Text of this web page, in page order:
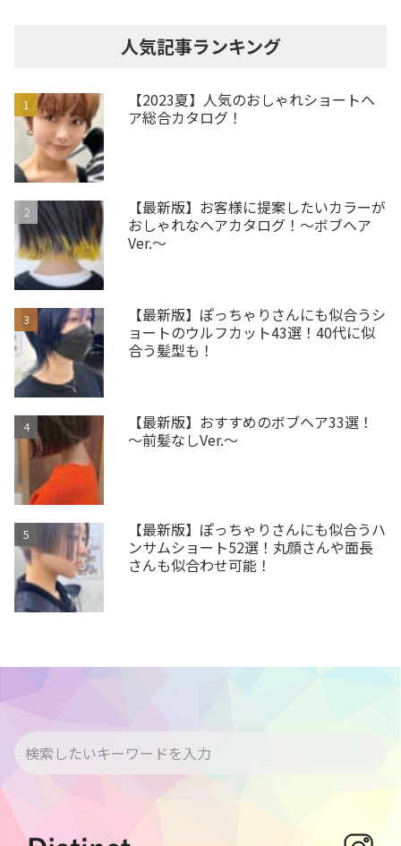
人気記事ランキング
【2023夏】人気のおしゃれショートヘ
ア総合カタログ！
【最新版】お客様に提案したいカラーが
おしゃれなヘアカタログ！～ボブヘア
Ver.～
【最新版】ぽっちゃりさんにも似合うシ
ョートのウルフカット43選！40代に似
合う髪型も！
【最新版】おすすめのボブヘア33選！
～前髪なしVer.～
【最新版】ぽっちゃりさんにも似合うハ
ンサムショート52選！丸顔さんや面長
さんも似合わせ可能！